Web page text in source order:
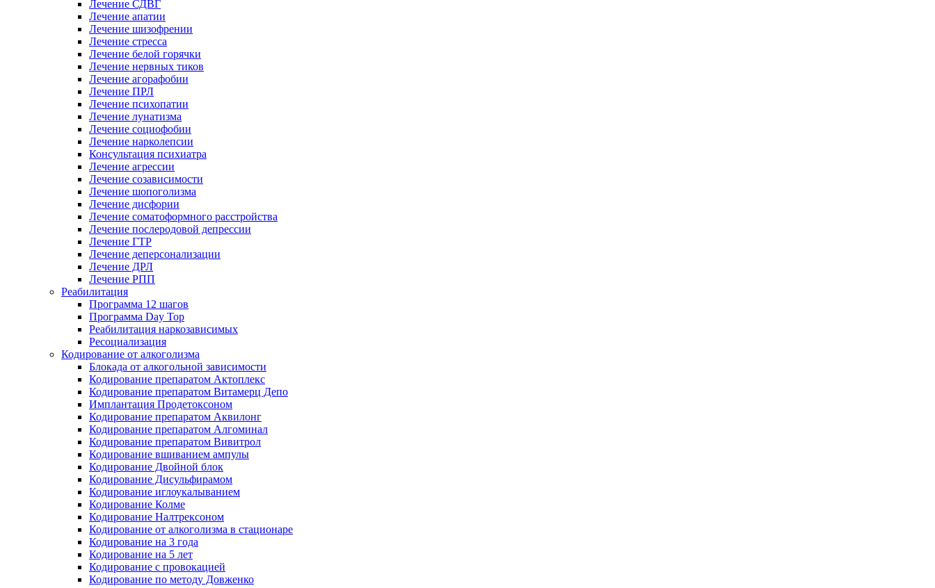
Лечение СДВГ
Лечение апатии
Лечение шизофрении
Лечение стресса
Лечение белой горячки
Лечение нервных тиков
Лечение агорафобии
Лечение ПРЛ
Лечение психопатии
Лечение лунатизма
Лечение социофобии
Лечение нарколепсии
Консультация психиатра
Лечение агрессии
Лечение созависимости
Лечение шопоголизма
Лечение дисфории
Лечение соматоформного расстройства
Лечение послеродовой депрессии
Лечение ГТР
Лечение деперсонализации
Лечение ДРЛ
Лечение РПП
Реабилитация
Программа 12 шагов
Программа Day Top
Реабилитация наркозависимых
Ресоциализация
Кодирование от алкоголизма
Блокада от алкогольной зависимости
Кодирование препаратом Актоплекс
Кодирование препаратом Витамерц Депо
Имплантация Продетоксоном
Кодирование препаратом Аквилонг
Кодирование препаратом Алгоминал
Кодирование препаратом Вивитрол
Кодирование вшиванием ампулы
Кодирование Двойной блок
Кодирование Дисульфирамом
Кодирование иглоукалыванием
Кодирование Колме
Кодирование Налтрексоном
Кодирование от алкоголизма в стационаре
Кодирование на 3 года
Кодирование на 5 лет
Кодирование с провокацией
Кодирование по методу Довженко